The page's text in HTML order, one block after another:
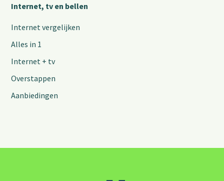
Internet, tv en bellen
Internet vergelijken
Alles in 1
Internet + tv
Overstappen
Aanbiedingen